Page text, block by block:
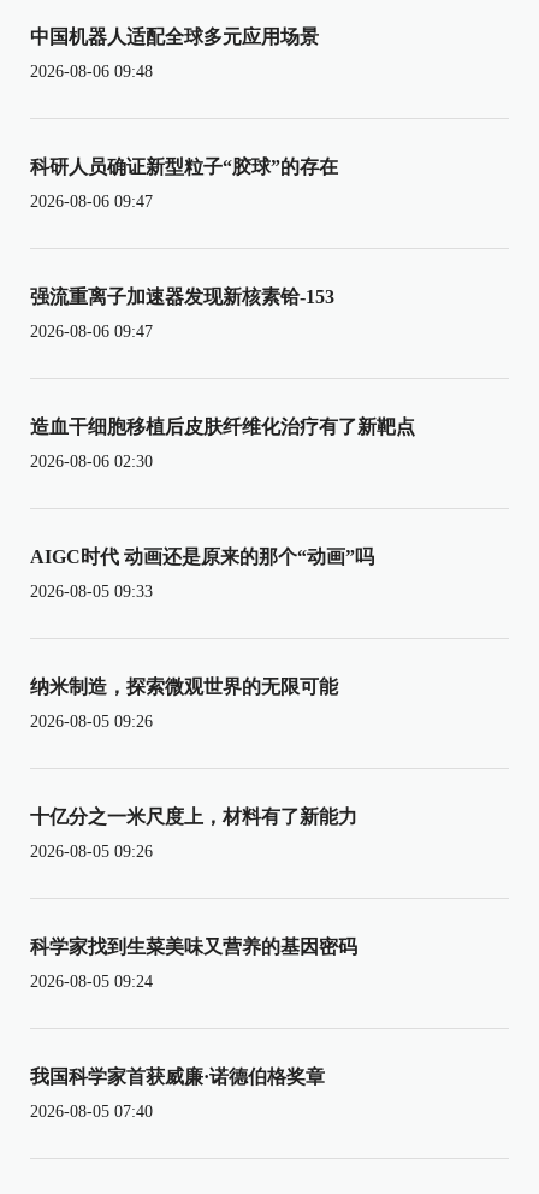
中国机器人适配全球多元应用场景
2026-08-06 09:48
科研人员确证新型粒子“胶球”的存在
2026-08-06 09:47
强流重离子加速器发现新核素铪-153
2026-08-06 09:47
造血干细胞移植后皮肤纤维化治疗有了新靶点
2026-08-06 02:30
AIGC时代 动画还是原来的那个“动画”吗
2026-08-05 09:33
纳米制造，探索微观世界的无限可能
2026-08-05 09:26
十亿分之一米尺度上，材料有了新能力
2026-08-05 09:26
科学家找到生菜美味又营养的基因密码
2026-08-05 09:24
我国科学家首获威廉·诺德伯格奖章
2026-08-05 07:40